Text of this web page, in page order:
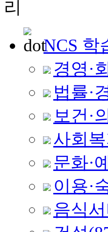
NCS 학
경영·
법률·
보건·
사회
문화·
이용·
음식